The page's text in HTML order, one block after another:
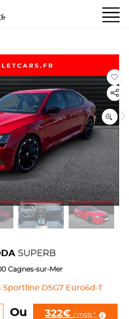
SUPERB
Sportline DSG7 Euro6d-T
Cagnes-sur-Mer
Ou 322€/ mois *